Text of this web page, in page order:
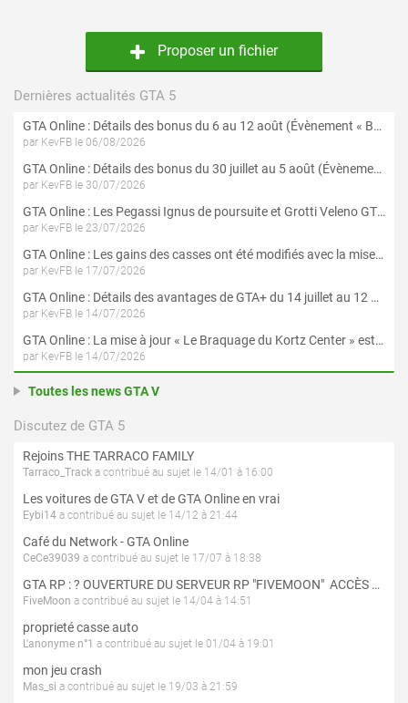
Proposer un fichier
Dernières actualités GTA 5
GTA Online : Détails des bonus du 6 au 12 août (Évènement « Braquages de l'été » - Suite et fin)
par KevFB le 06/08/2026
GTA Online : Détails des bonus du 30 juillet au 5 août (Évènement « Braquages d'été »)
par KevFB le 30/07/2026
GTA Online : Les Pegassi Ignus de poursuite et Grotti Veleno GT sont maintenant disponibles
par KevFB le 23/07/2026
GTA Online : Les gains des casses ont été modifiés avec la mise à jour « Le Braquage du Kortz Center »
par KevFB le 17/07/2026
GTA Online : Détails des avantages de GTA+ du 14 juillet au 12 août
par KevFB le 14/07/2026
GTA Online : La mise à jour « Le Braquage du Kortz Center » est maintenant disponible
par KevFB le 14/07/2026
Toutes les news GTA V
Discutez de GTA 5
Rejoins THE TARRACO FAMILY
Tarraco_Track a contribué au sujet le 14/01 à 16:00
Les voitures de GTA V et de GTA Online en vrai
Eybi14 a contribué au sujet le 14/12 à 21:44
Café du Network - GTA Online
CeCe39039 a contribué au sujet le 17/07 à 18:38
GTA RP : ? OUVERTURE DU SERVEUR RP "FIVEMOON"  ACCÈS LIBRE ?
FiveMoon a contribué au sujet le 14/04 à 14:51
proprieté casse auto
L'anonyme n°1 a contribué au sujet le 01/04 à 19:01
mon jeu crash
Mas_si a contribué au sujet le 19/03 à 21:59